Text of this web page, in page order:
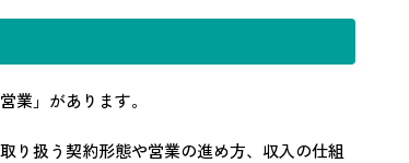
業」があります。
り扱う契約形態や営業の進め方、収入の仕組